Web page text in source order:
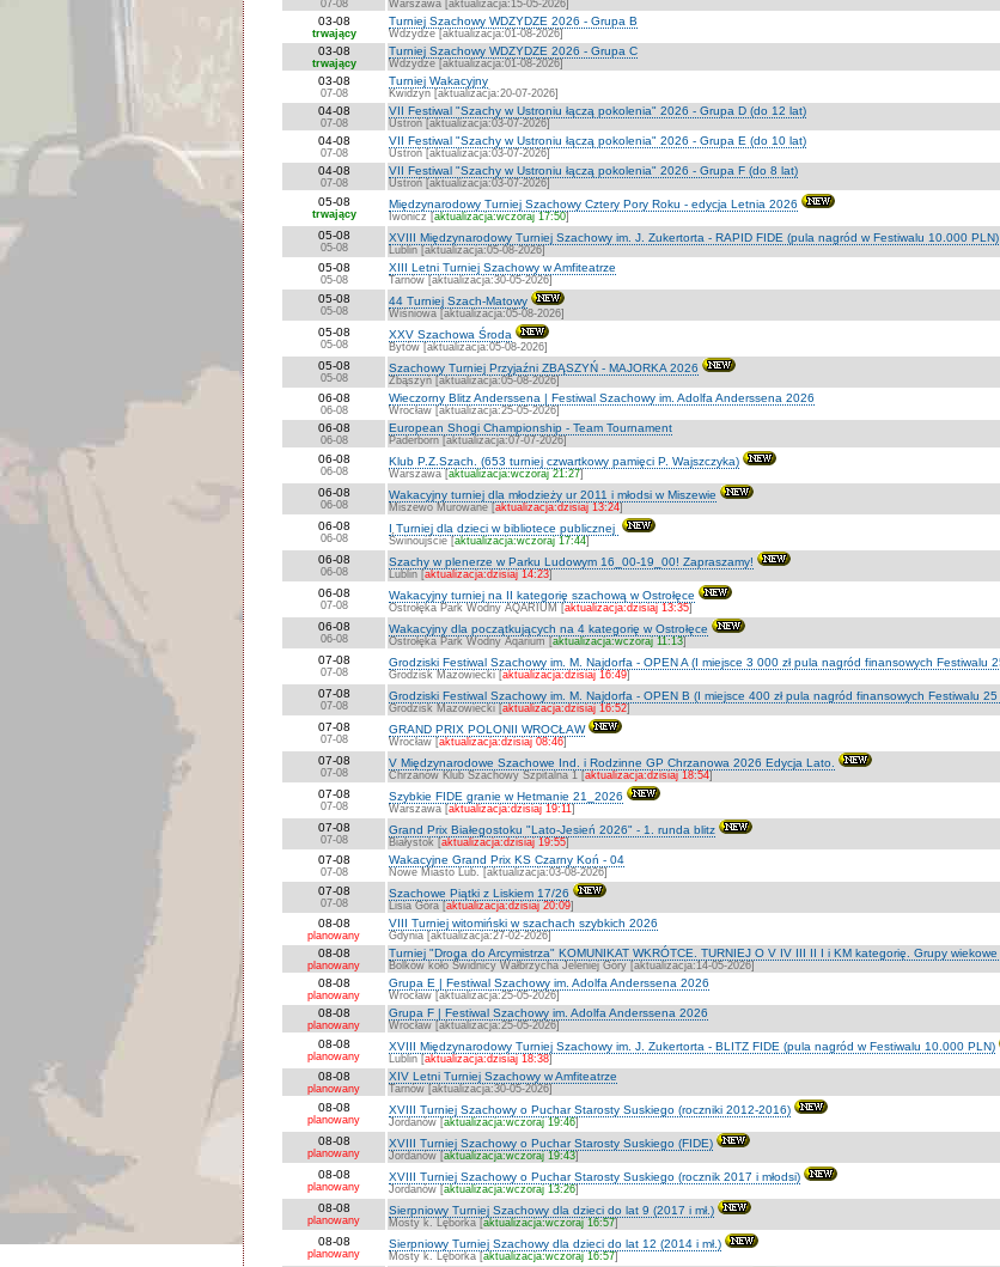
07-08 Warszawa [aktualizacja:15-05-2026]
03-08
trwający
Turniej Szachowy WDZYDZE 2026 - Grupa B
Wdzydze [aktualizacja:01-08-2026]
03-08
trwający
Turniej Szachowy WDZYDZE 2026 - Grupa C
Wdzydze [aktualizacja:01-08-2026]
03-08
07-08
Turniej Wakacyjny
Kwidzyn [aktualizacja:20-07-2026]
04-08
07-08
VII Festiwal "Szachy w Ustroniu łączą pokolenia" 2026 - Grupa D (do 12 lat)
Ustroń [aktualizacja:03-07-2026]
04-08
07-08
VII Festiwal "Szachy w Ustroniu łączą pokolenia" 2026 - Grupa E (do 10 lat)
Ustroń [aktualizacja:03-07-2026]
04-08
07-08
VII Festiwal "Szachy w Ustroniu łączą pokolenia" 2026 - Grupa F (do 8 lat)
Ustroń [aktualizacja:03-07-2026]
05-08
trwający
Międzynarodowy Turniej Szachowy Cztery Pory Roku - edycja Letnia 2026
Iwonicz [aktualizacja:wczoraj 17:50]
05-08
05-08
XVIII Międzynarodowy Turniej Szachowy im. J. Zukertorta - RAPID FIDE (pula nagród w Festiwalu 10.000 PLN)
Lublin [aktualizacja:05-08-2026]
05-08
05-08
XIII Letni Turniej Szachowy w Amfiteatrze
Tarnów [aktualizacja:30-05-2026]
05-08
05-08
44 Turniej Szach-Matowy
Wiśniowa [aktualizacja:05-08-2026]
05-08
05-08
XXV Szachowa Środa
Bytów [aktualizacja:05-08-2026]
05-08
05-08
Szachowy Turniej Przyjaźni ZBĄSZYŃ - MAJORKA 2026
Zbąszyń [aktualizacja:05-08-2026]
06-08
06-08
Wieczorny Blitz Anderssena | Festiwal Szachowy im. Adolfa Anderssena 2026
Wrocław [aktualizacja:25-05-2026]
06-08
06-08
European Shogi Championship - Team Tournament
Paderborn [aktualizacja:07-07-2026]
06-08
06-08
Klub P.Z.Szach. (653 turniej czwartkowy pamięci P. Wajszczyka)
Warszawa [aktualizacja:wczoraj 21:27]
06-08
06-08
Wakacyjny turniej dla młodzieży ur 2011 i młodsi w Miszewie
Miszewo Murowane [aktualizacja:dzisiaj 13:24]
06-08
06-08
I Turniej dla dzieci w bibliotece publicznej
Świnoujście [aktualizacja:wczoraj 17:44]
06-08
06-08
Szachy w plenerze w Parku Ludowym 16_00-19_00! Zapraszamy!
Lublin [aktualizacja:dzisiaj 14:23]
06-08
07-08
Wakacyjny turniej na II kategorię szachową w Ostrołęce
Ostrołęka Park Wodny AQARIUM [aktualizacja:dzisiaj 13:35]
06-08
06-08
Wakacyjny dla początkujących na 4 kategorię w Ostrołęce
Ostrołęka Park Wodny Aqarium [aktualizacja:wczoraj 11:13]
07-08
07-08
Grodziski Festiwal Szachowy im. M. Najdorfa - OPEN A (I miejsce 3 000 zł pula nagród finansowych Festiwalu
Grodzisk Mazowiecki [aktualizacja:dzisiaj 16:49]
07-08
07-08
Grodziski Festiwal Szachowy im. M. Najdorfa - OPEN B (I miejsce 400 zł pula nagród finansowych Festiwalu 25
Grodzisk Mazowiecki [aktualizacja:dzisiaj 16:52]
07-08
07-08
GRAND PRIX POLONII WROCŁAW
Wrocław [aktualizacja:dzisiaj 08:46]
07-08
07-08
V Międzynarodowe Szachowe Ind. i Rodzinne GP Chrzanowa 2026 Edycja Lato.
Chrzanów Klub Szachowy Szpitalna 1 [aktualizacja:dzisiaj 18:54]
07-08
07-08
Szybkie FIDE granie w Hetmanie 21_2026
Warszawa [aktualizacja:dzisiaj 19:11]
07-08
07-08
Grand Prix Białegostoku "Lato-Jesień 2026" - 1. runda blitz
Białystok [aktualizacja:dzisiaj 19:55]
07-08
07-08
Wakacyjne Grand Prix KS Czarny Koń - 04
Nowe Miasto Lub. [aktualizacja:03-08-2026]
07-08
07-08
Szachowe Piątki z Liskiem 17/26
Lisia Góra [aktualizacja:dzisiaj 20:09]
08-08
planowany
VIII Turniej witomiński w szachach szybkich 2026
Gdynia [aktualizacja:27-02-2026]
08-08
planowany
Turniej "Droga do Arcymistrza" KOMUNIKAT WKRÓTCE. TURNIEJ O V IV III II I i KM kategorię. Grupy wiekowe
Bolków koło Świdnicy Wałbrzycha Jeleniej Góry [aktualizacja:14-05-2026]
08-08
planowany
Grupa E | Festiwal Szachowy im. Adolfa Anderssena 2026
Wrocław [aktualizacja:25-05-2026]
08-08
planowany
Grupa F | Festiwal Szachowy im. Adolfa Anderssena 2026
Wrocław [aktualizacja:25-05-2026]
08-08
planowany
XVIII Międzynarodowy Turniej Szachowy im. J. Zukertorta - BLITZ FIDE (pula nagród w Festiwalu 10.000 PLN)
Lublin [aktualizacja:dzisiaj 18:38]
08-08
planowany
XIV Letni Turniej Szachowy w Amfiteatrze
Tarnów [aktualizacja:30-05-2026]
08-08
planowany
XVIII Turniej Szachowy o Puchar Starosty Suskiego (roczniki 2012-2016)
Jordanów [aktualizacja:wczoraj 19:46]
08-08
planowany
XVIII Turniej Szachowy o Puchar Starosty Suskiego (FIDE)
Jordanów [aktualizacja:wczoraj 19:43]
08-08
planowany
XVIII Turniej Szachowy o Puchar Starosty Suskiego (rocznik 2017 i młodsi)
Jordanów [aktualizacja:wczoraj 13:26]
08-08
planowany
Sierpniowy Turniej Szachowy dla dzieci do lat 9 (2017 i mł.)
Mosty k. Lęborka [aktualizacja:wczoraj 16:57]
08-08
planowany
Sierpniowy Turniej Szachowy dla dzieci do lat 12 (2014 i mł.)
Mosty k. Lęborka [aktualizacja:wczoraj 16:57]